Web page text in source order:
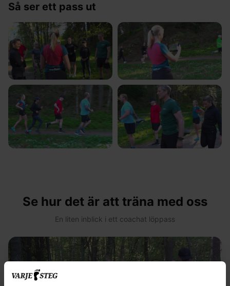
Så ser ett pass ut
Se hur det är att träna med oss
En liten inblick i ett coachat löppass